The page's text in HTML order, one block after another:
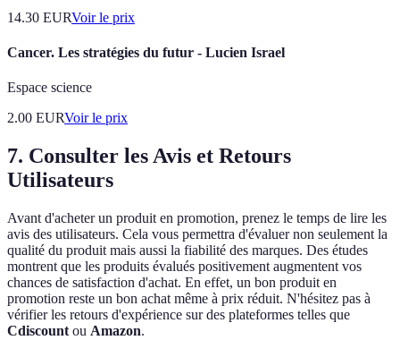
14.30 EURVoir le prix
Cancer. Les stratégies du futur - Lucien Israel
Espace science
2.00 EURVoir le prix
7. Consulter les Avis et Retours
Utilisateurs
Avant d'acheter un produit en promotion, prenez le temps de lire les
avis des utilisateurs. Cela vous permettra d'évaluer non seulement la
qualité du produit mais aussi la fiabilité des marques. Des études
montrent que les produits évalués positivement augmentent vos
chances de satisfaction d'achat. En effet, un bon produit en
promotion reste un bon achat même à prix réduit. N'hésitez pas à
vérifier les retours d'expérience sur des plateformes telles que
Cdiscount ou Amazon.